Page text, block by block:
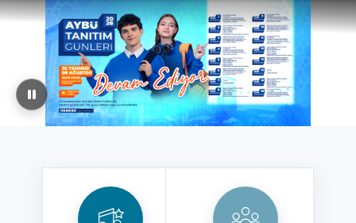
Ankara Yıldırım Beyazıt Üniversitesi